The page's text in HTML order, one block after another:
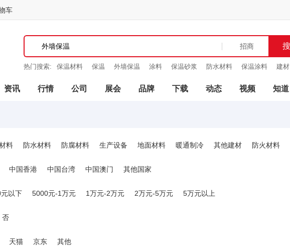
车
热门搜索: 保温材料 保温 外墙保温 涂料 保温砂浆 防水材料 保温涂料 建材
资讯 行情 公司 展会 品牌 下载 动态 视频 知道
料 防水材料 防腐材料 生产设备 地面材料 暖通制冷 其他建材 防火材料
中国香港 中国台湾 中国澳门 其他国家
以下 5000元-1万元 1万元-2万元 2万元-5万元 5万元以上
否
天猫 京东 其他